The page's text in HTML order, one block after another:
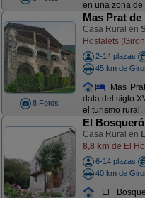
en una zona de
8 Fotos
Mas Prat de
Casa Rural en
Hostalets
2-14 plazas
45 km de
Mas
data del siglo
el turismo rural.
El
Casa Rural en
8,8 km de El
6-14 plazas
40 km de
El